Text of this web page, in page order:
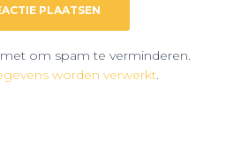
om spam te verminderen.
worden verwerkt.